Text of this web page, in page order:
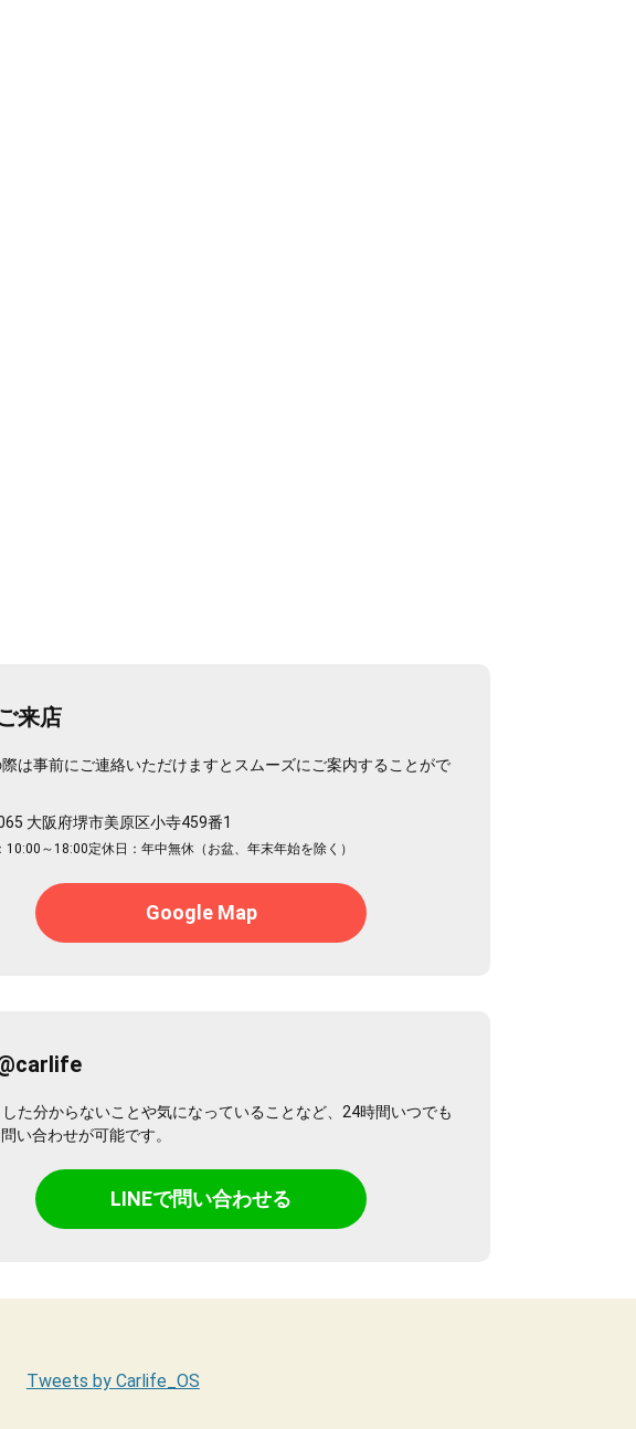
来店
際は事前にご連絡いただけますとスムーズにご案内することがで
大阪府堺市美原区小寺459番1
10:00～18:00定休日：年中無休（お盆、年末年始を除く）
Google Map
た分からないことや気になっていることなど、24時間いつでも
い合わせが可能です。
LINEで問い合わせる
Tweets by Carlife_OS